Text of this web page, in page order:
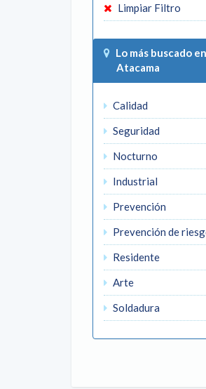
Limpiar Filtro
Lo más buscado en
Atacama
Calidad
Seguridad
Nocturno
Industrial
Prevención
Prevención de
Residente
Arte
Soldadura